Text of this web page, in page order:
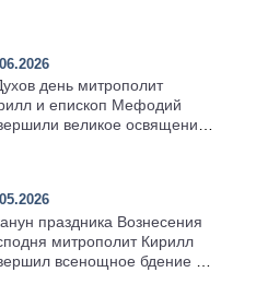
день митрополит
и епископ Мефодий
великое освящение
праздника Вознесения
митрополит Кирилл
всенощное бдение в